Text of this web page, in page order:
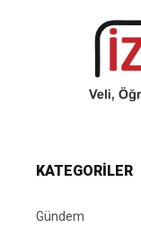
KATEGORİLER
Gündem